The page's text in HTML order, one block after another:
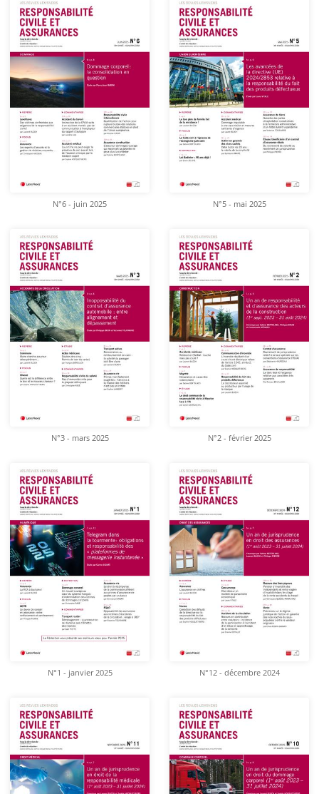
N°6 - juin 2025 N°5 - mai 2025
N°3 - mars 2025 N°2 - février 2025
N°1 - janvier 2025 N°12 - décembre 2024